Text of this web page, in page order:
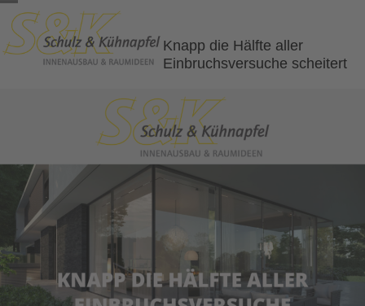
Skip
content
Open
mobile
Close
mobile
Knapp die Hälfte aller
Einbruchsversuche scheitert